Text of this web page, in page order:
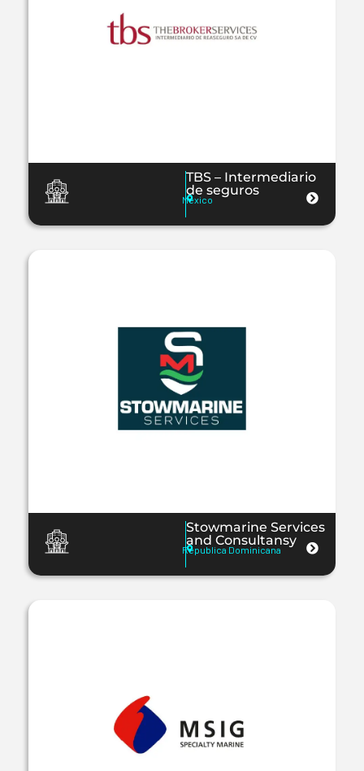
TBS – Intermediario
de seguros
Mexico
Stowmarine Services
and Consultansy
Republica Dominicana